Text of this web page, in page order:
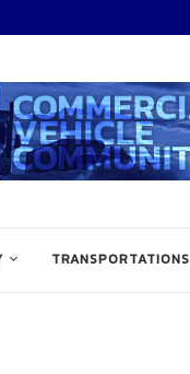
TRANSPORTATIONS